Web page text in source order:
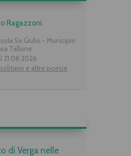
Ragazzoni
Sa Giulio - Municipio
Tallone
21.08.2026
e altre poesie
di Verga nelle